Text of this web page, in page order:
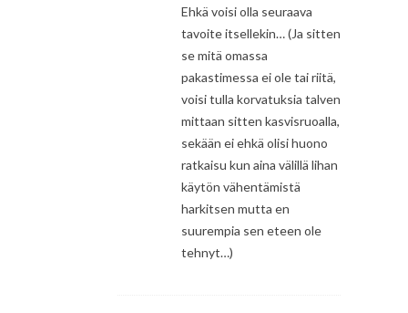
Ehkä voisi olla seuraava
tavoite itsellekin… (Ja sitten
se mitä omassa
pakastimessa ei ole tai riitä,
voisi tulla korvatuksia talven
mittaan sitten kasvisruoalla,
sekään ei ehkä olisi huono
ratkaisu kun aina välillä lihan
käytön vähentämistä
harkitsen mutta en
suurempia sen eteen ole
tehnyt…)